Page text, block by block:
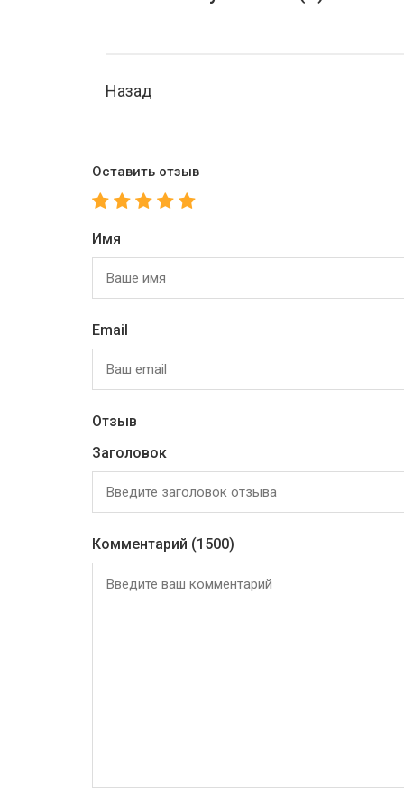
Назад
Оставить отзыв
Имя
Email
Отзыв
Заголовок
Комментарий (1500)